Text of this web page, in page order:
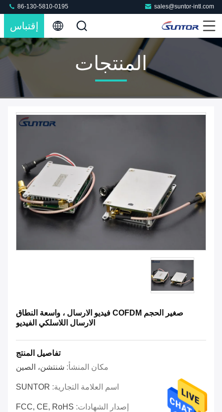
sales@suntor-intl.com
86-130-5810-0195
إقتباس
المنتجات
صغير الحجم COFDM فيديو الارسال ، واسعة النطاق
الارسال اللاسلكي الفيديو
تفاصيل المنتج
مكان المنشأ: شنتشن، الصين
اسم العلامة التجارية: SUNTOR
إصدار الشهادات: FCC, CE, RoHS